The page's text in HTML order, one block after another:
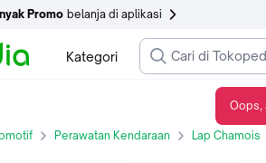
Promo belanja di aplikasi
Kategori
Perawatan Kendaraan Lap Chamois
Oops,